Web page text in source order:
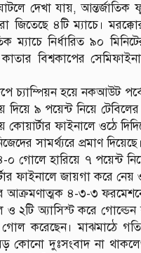
দেখা যায়,
জিতেছে ৪টি ম্যাচে।
ম্যাচে নির্ধারিত ৯০
বিশ্বকাপের
চ্যাম্পিয়ন হয়ে নকআউট
৯ পয়েন্ট নিয়ে
ফাইনালে ওঠে
সামর্থ্যরে প্রমাণ
০ গোলে হারিয়ে ৭ পয়েন্ট
ফাইনালে জায়গা করে নেয়
আক্রমণাত্মক ৪-৩-৩
ও ২টি অ্যাসিস্ট করে
গোল করেছেন। মাঝমাঠে
কোনো দুঃসংবাদ না